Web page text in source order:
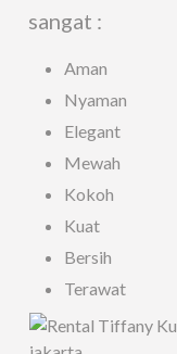
sangat :
Aman
Nyaman
Elegant
Mewah
Kokoh
Kuat
Bersih
Terawat